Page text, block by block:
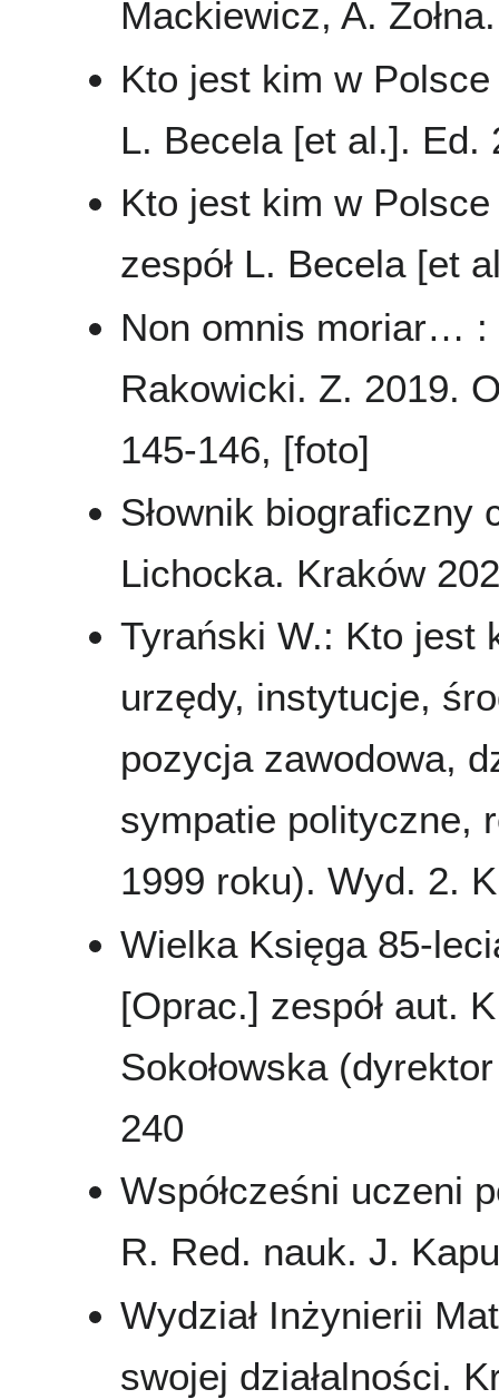
Mackiewicz, A.
Kto jest kim w
L. Becela [et al.]. Ed.
Kto jest kim w
zespół L. Becela [et
Non omnis moriar… :
Rakowicki. Z. 2019.
145-146, [foto]
Słownik biograficzny
Lichocka. Kraków
Tyrański W.: Kto jest
urzędy, instytucje,
pozycja zawodowa,
sympatie polityczne,
1999 roku). Wyd. 2.
Wielka Księga 85-
[Oprac.] zespół aut.
Sokołowska
240
Współcześni uczeni
R. Red. nauk. J.
Wydział Inżynierii
swojej działalności.